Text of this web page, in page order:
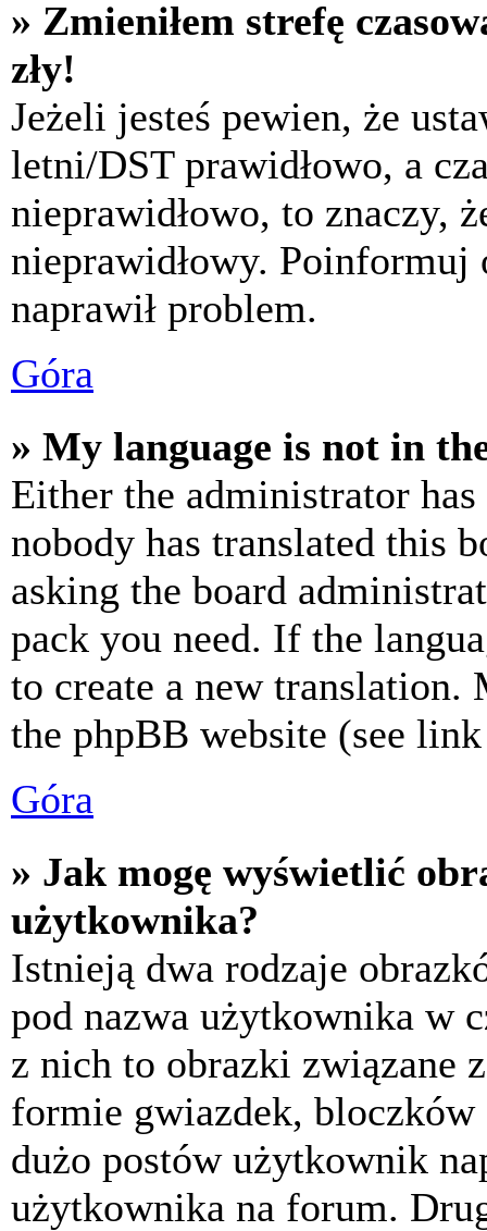
» Zmieniłem strefę
zły!
Jeżeli jesteś pewien, że
letni/DST prawidłowo, a
nieprawidłowo, to znaczy,
nieprawidłowy.
naprawił problem.
Góra
» My language is not in
Either the administrator
nobody has translated this
asking the board
pack you need. If the
to create a new
the phpBB website (see
Góra
» Jak mogę wyświetlić
użytkownika?
Istnieją dwa rodzaje
pod nazwa użytkownika w
z nich to obrazki związane
formie gwiazdek,
dużo postów użytkownik
użytkownika na forum.